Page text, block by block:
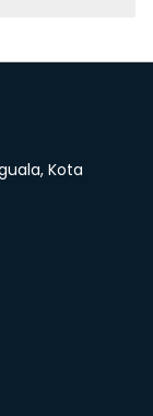
Kota